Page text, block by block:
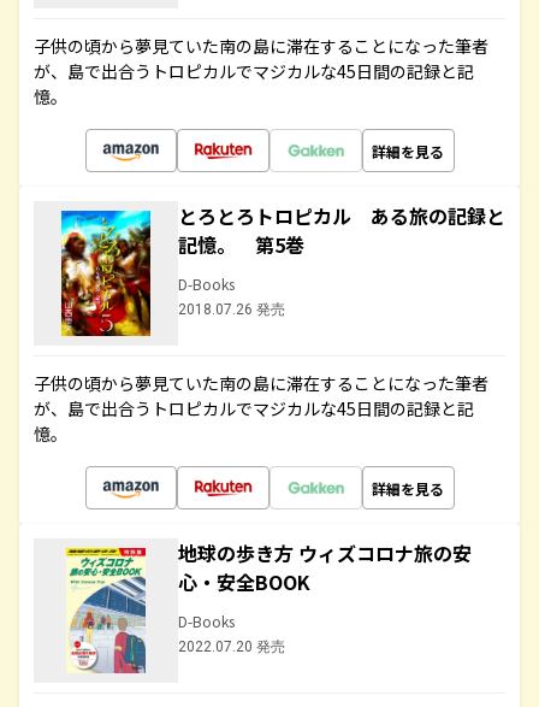
子供の頃から夢見ていた南の島に滞在することになった筆者
が、島で出合うトロピカルでマジカルな45日間の記録と記
憶。
詳細を見る
とろとろトロピカル ある旅の記録と
記憶。 第5巻
D-Books
2018.07.26 発売
子供の頃から夢見ていた南の島に滞在することになった筆者
が、島で出合うトロピカルでマジカルな45日間の記録と記
憶。
詳細を見る
地球の歩き方 ウィズコロナ旅の安
心・安全BOOK
D-Books
2022.07.20 発売